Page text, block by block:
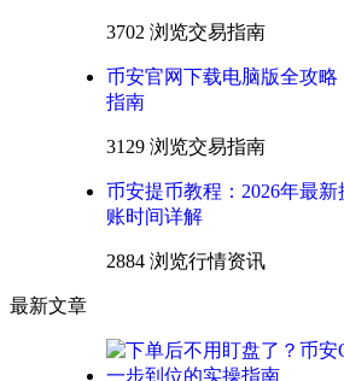
3702 浏览交易指南
币安官网下载电脑版全攻
指南
3129 浏览交易指南
币安提币教程：2026年最
账时间详解
2884 浏览行情资讯
最新文章